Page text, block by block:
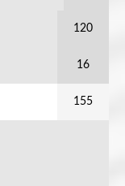
120
16
155